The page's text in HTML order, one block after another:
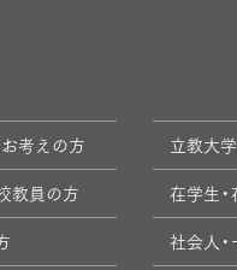
考えの方
立教大
教員の方
在学生
社会人